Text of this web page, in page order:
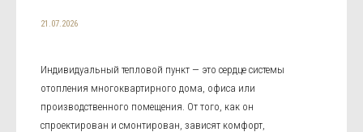
21.07.2026
Индивидуальный тепловой пункт — это сердце системы
отопления многоквартирного дома, офиса или
производственного помещения. От того, как он
спроектирован и смонтирован, зависят комфорт,